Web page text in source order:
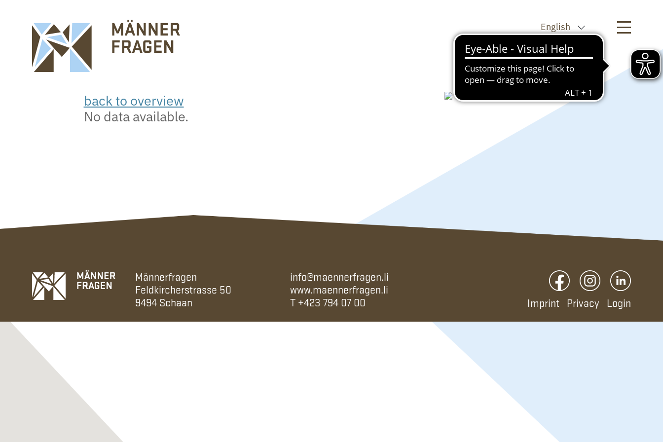
English
back to overview
No data available.
Männerfragen
Feldkircherstrasse 50
9494 Schaan
info@maennerfragen.li
www.maennerfragen.li
T +423 794 07 00 Imprint Privacy Login